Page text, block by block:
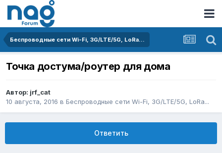
Беспроводные сети Wi-Fi, 3G/LTE/5G, LoRa...
Точка достума/роутер для дома
Автор: jrf_cat
10 августа, 2016 в Беспроводные сети Wi-Fi, 3G/LTE/5G, LoRa...
Ответить